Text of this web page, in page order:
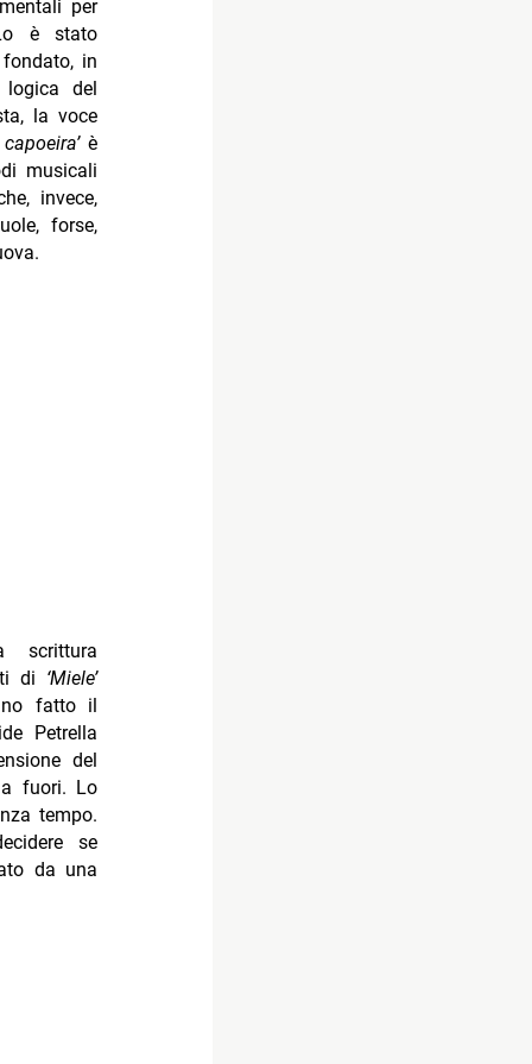
per
è stato
in
del
la voce
capoeira’è
musicali
invece,
forse,
scrittura
di ‘Miele’
fatto il
Petrella
del
fuori. Lo
tempo.
se
da una